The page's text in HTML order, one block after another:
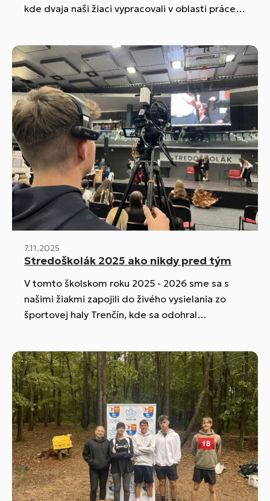
kde dvaja naši žiaci vypracovali v oblasti práce s
7.11.2025
Stredoškolák 2025 ako nikdy pred tým
V tomto školskom roku 2025 - 2026 sme sa s
našimi žiakmi zapojili do živého vysielania zo
športovej haly Trenčín, kde sa odohral